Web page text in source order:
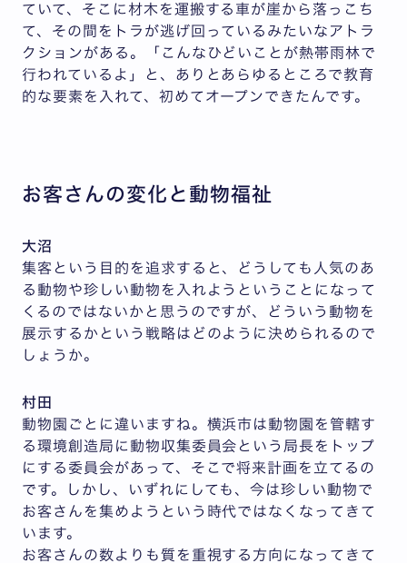
ていて、そこに材木を運搬する車が崖から落っこち
て、その間をトラが逃げ回っているみたいなアトラ
クションがある。「こんなひどいことが熱帯雨林で
行われているよ」と、ありとあらゆるところで教育
的な要素を入れて、初めてオープンできたんです。
お客さんの変化と動物福祉
大沼
集客という目的を追求すると、どうしても人気のあ
る動物や珍しい動物を入れようということになって
くるのではないかと思うのですが、どういう動物を
展示するかという戦略はどのように決められるので
しょうか。
村田
動物園ごとに違いますね。横浜市は動物園を管轄す
る環境創造局に動物収集委員会という局長をトップ
にする委員会があって、そこで将来計画を立てるの
です。しかし、いずれにしても、今は珍しい動物で
お客さんを集めようという時代ではなくなってきて
います。
お客さんの数よりも質を重視する方向になってきて